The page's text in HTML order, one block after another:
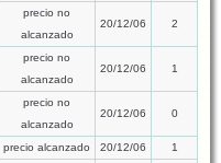
precio no
alcanzado
20/12/06 2
precio no
alcanzado
20/12/06 1
precio no
alcanzado
20/12/06 0
precio alcanzado 20/12/06
1